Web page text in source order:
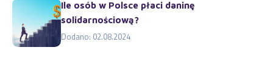
Ile osób w Polsce płaci daninę
solidarnościową?
Dodano: 02.08.2024